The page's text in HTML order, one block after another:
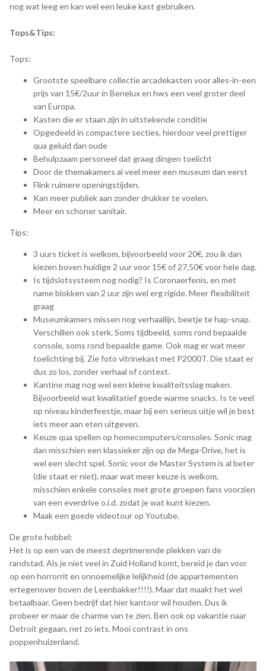
nog wat leeg en kan wel een leuke kast gebruiken.
Tops&Tips:
Tops:
Grootste speelbare collectie arcadekasten voor alles-in-een
prijs van 15€/2uur in Benelux en hws een veel groter deel
van Europa.
Kasten die er staan zijn in uitstekende conditie
Opgedeeld in compactere secties, hierdoor veel prettiger
qua geluid dan oude
Behulpzaam personeel dat graag dingen toelicht
Door de themakamers al veel meer een museum dan eerst
Flink ruimere openingstijden.
Kan meer publiek aan zonder drukker te voelen.
Meer en schoner sanitair.
Tips:
3 uurs ticket is welkom, bijvoorbeeld voor 20€, zou ik dan
kiezen boven huidige 2 uur voor 15€ of 27,50€ voor hele dag.
Is tijdslotsysteem nog nodig? Is Coronaerfenis, en met
name blokken van 2 uur zijn wel erg rigide. Meer flexibiliteit
graag
Museumkamers missen nog verhaallijn, beetje te hap-snap.
Verschillen ook sterk. Soms tijdbeeld, soms rond bepaalde
console, soms rond bepaalde game. Ook mag er wat meer
toelichting bij. Zie foto vitrinekast met P2000T. Die staat er
dus zo los, zonder verhaal of context.
Kantine mag nog wel een kleine kwaliteitsslag maken.
Bijvoorbeeld wat kwalitatief goede warme snacks. Is te veel
op niveau kinderfeestje, maar bij een serieus uitje wil je best
iets meer aan eten uitgeven.
Keuze qua spellen op homecomputers/consoles. Sonic mag
dan misschien een klassieker zijn op de Mega-Drive, het is
wel een slecht spel. Sonic voor de Master System is al beter
(die staat er niet), maar wat meer keuze is welkom,
misschien enkele consoles met grote groepen fans voorzien
van een everdrive o.i.d. zodat je wat kunt kiezen.
Maak een goede videotour op Youtube.
De grote hobbel:
Het is op een van de meest deprimerende plekken van de
randstad. Als je niet veel in Zuid Holland komt, bereid je dan voor
op een horrorrit en onnoemelijke lelijkheid (de appartementen
ertegenover boven de Leenbakker!!!!). Maar dat maakt het wel
betaalbaar. Geen bedrijf dat hier kantoor wil houden. Dus ik
probeer er maar de charme van te zien. Ben ook op vakantie naar
Detroit gegaan, net zo iets. Mooi contrast in ons
poppenhuizenland.